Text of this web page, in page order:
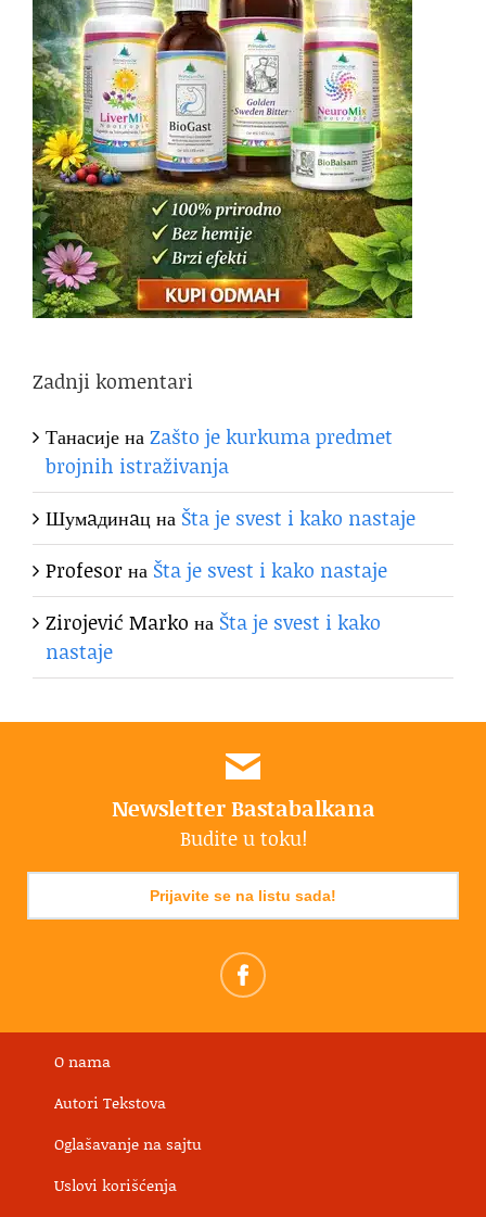
Zadnji komentari
ТанасијенаZašto je kurkuma predmet
brojnih istraživanja
Шумaдинaцна Šta je svest i kako nastaje
Profesorна Šta je svest i kako nastaje
Zirojević Marko на Šta je svest i kako
nastaje
Newsletter Bastabalkana
Budite u toku!
Prijavite se na listu sada!
O nama
Autori Tekstova
Oglašavanje na sajtu
Uslovi korišćenja